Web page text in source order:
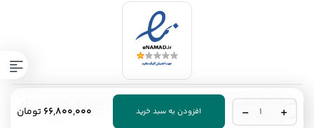
66,800,000تومان پاور
استیشن افزودن به سبد خرید
با قیمت منصفانه و مشاوره فنی دقیق، فرایند خرید تجهیزات را برای مشتریان
ساده، سریع و قابل اعتماد کنیم. با شناخت دقیق نیازهای بازار کشور و تمرکز بر
رضایت مشتری، تیم فروشگاه اینترنتی کالاجور گام به گام در مسیر توسعه حرکت
استفاده از مطالب فروشگاه اینترنتی کالاجور فقط برای مقاصد غیرتجاری و با ذکر
منبع بلامانع است.